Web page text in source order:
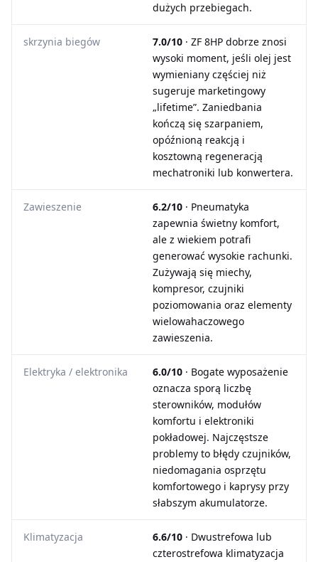
dużych przebiegach.
skrzynia biegów 7.0/10 · ZF 8HP dobrze znosi
wysoki moment, jeśli olej jest
wymieniany częściej niż
sugeruje marketingowy
„lifetime”. Zaniedbania
kończą się szarpaniem,
opóźnioną reakcją i
kosztowną regeneracją
mechatroniki lub konwertera.
Zawieszenie 6.2/10 · Pneumatyka
zapewnia świetny komfort,
ale z wiekiem potrafi
generować wysokie rachunki.
Zużywają się miechy,
kompresor, czujniki
poziomowania oraz elementy
wielowahaczowego
zawieszenia.
Elektryka / elektronika 6.0/10 · Bogate wyposażenie
oznacza sporą liczbę
sterowników, modułów
komfortu i elektroniki
pokładowej. Najczęstsze
problemy to błędy czujników,
niedomagania osprzętu
komfortowego i kaprysy przy
słabszym akumulatorze.
Klimatyzacja 6.6/10 · Dwustrefowa lub
czterostrefowa klimatyzacja